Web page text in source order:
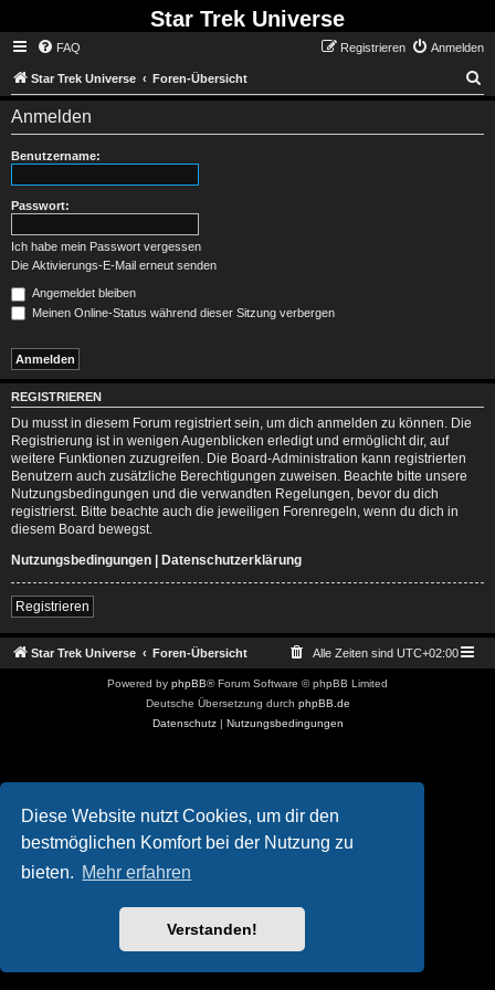
Diese Website nutzt Cookies, um dir den
bestmöglichen Komfort bei der Nutzung zu
bieten. Mehr erfahren
Verstanden!
Star Trek Universe
FAQ Anmelden
Registrieren
Star Trek Universe Foren-Übersicht
Anmelden
Benutzername:
Passwort:
Ich habe mein Passwort vergessen
Die Aktivierungs-E-Mail erneut senden
Angemeldet bleiben
Meinen Online-Status während dieser Sitzung verbergen
REGISTRIEREN
Du musst in diesem Forum registriert sein, um dich anmelden zu können. Die
Registrierung ist in wenigen Augenblicken erledigt und ermöglicht dir, auf
weitere Funktionen zuzugreifen. Die Board-Administration kann registrierten
Benutzern auch zusätzliche Berechtigungen zuweisen. Beachte bitte unsere
Nutzungsbedingungen und die verwandten Regelungen, bevor du dich
registrierst. Bitte beachte auch die jeweiligen Forenregeln, wenn du dich in
diesem Board bewegst.
Nutzungsbedingungen | Datenschutzerklärung
Registrieren
Star Trek Universe Foren-Übersicht Alle Zeiten sind UTC+02:00
Powered by phpBB® Forum Software © phpBB Limited
Deutsche Übersetzung durch phpBB.de
Datenschutz| Nutzungsbedingungen